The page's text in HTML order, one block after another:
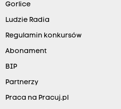
Gorlice
Ludzie Radia
Regulamin konkursów
Abonament
BIP
Partnerzy
Praca na Pracuj.pl